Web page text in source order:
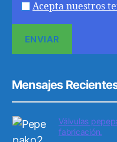
Acepta nuestros
Mensajes
Válvulas
fabricación.